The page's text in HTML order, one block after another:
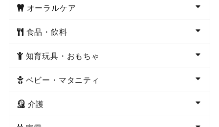
オーラルケア
食品・飲料
知育玩具・おもちゃ
ベビー・マタニティ
介護